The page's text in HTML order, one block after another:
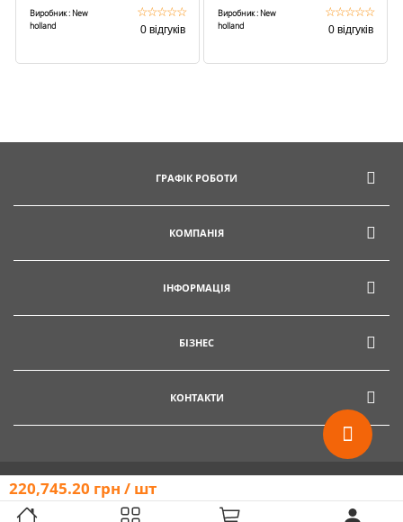
Виробник : New
holland
☆☆☆☆☆
0 відгуків
Виробник : New
holland
☆☆☆☆☆
0 відгуків
220,745.20 грн / шт
ГРАФІК РОБОТИ
КОМПАНІЯ
ІНФОРМАЦІЯ
БІЗНЕС
КОНТАКТИ
Copyright © 2015 - 2026 «Гектар» є зареєстрованою торговою маркою. Всі права захищено.